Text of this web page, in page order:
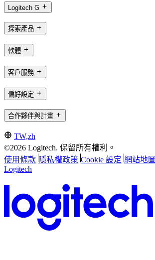
Logitech G
探索產品
軟體
客戶服務
偏好設定
合作夥伴與計畫
TW,zh
©2026 Logitech. 保留所有權利。
使用條款 隱私權政策 Cookie 設定 網站地圖
Logitech